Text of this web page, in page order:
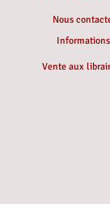
Nous
Informations
Vente aux